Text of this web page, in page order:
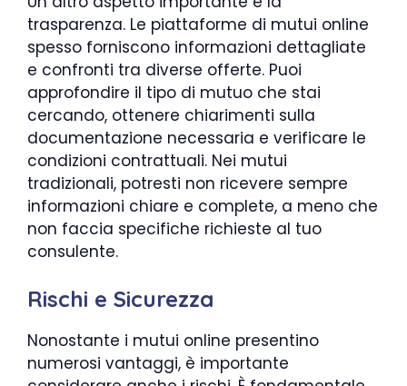
trasparenza. Le piattaforme di mutui online
spesso forniscono informazioni dettagliate
e confronti tra diverse offerte. Puoi
approfondire il tipo di mutuo che stai
cercando, ottenere chiarimenti sulla
documentazione necessaria e verificare le
condizioni contrattuali. Nei mutui
tradizionali, potresti non ricevere sempre
informazioni chiare e complete, a meno che
non faccia specifiche richieste al tuo
consulente.
Rischi e Sicurezza
Nonostante i mutui online presentino
numerosi vantaggi, è importante